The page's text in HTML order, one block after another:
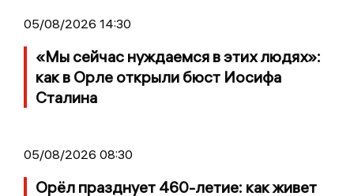
05/08/2026 14:30
«Мы сейчас нуждаемся в этих людях»:
как в Орле открыли бюст Иосифа
Сталина
05/08/2026 08:30
Орёл празднует 460-летие: как живет